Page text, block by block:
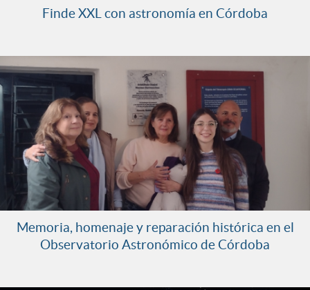
Finde XXL con astronomía en Córdoba
Memoria, homenaje y reparación histórica en el
Observatorio Astronómico de Córdoba